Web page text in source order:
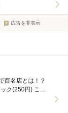
広告を非表示